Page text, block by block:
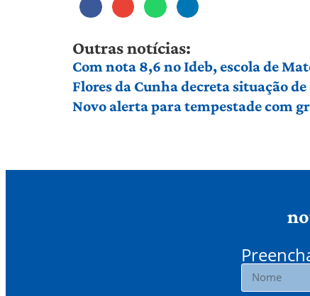
Outras notícias:
Com nota 8,6 no Ideb, escola de
Flores da Cunha decreta situação
Novo alerta para tempestade com